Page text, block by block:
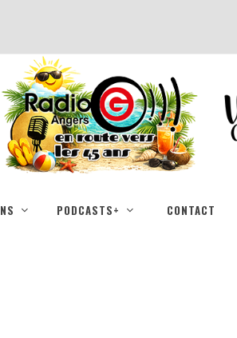
PODCASTS+ CONTACT